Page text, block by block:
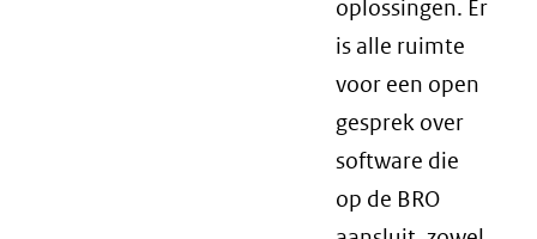
oplossingen. Er
is alle ruimte
voor een open
gesprek over
software die
op de BRO